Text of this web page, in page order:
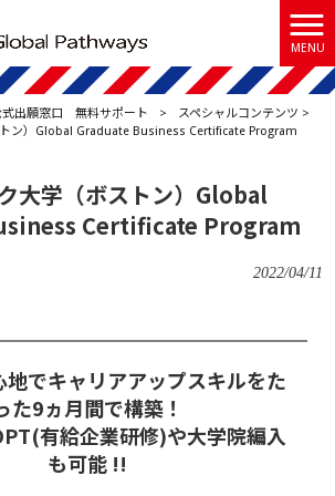
MENU
式出願窓口 無料サポート > スペシャルコンテンツ >
ン）Global Graduate Business Certificate Program
大学（ボストン）Global
Certificate Program
2022/04/11
地でキャリアアップスキルをた
た9ヵ月間で構築！
有給企業研修)や大学院編入
も可能 !!